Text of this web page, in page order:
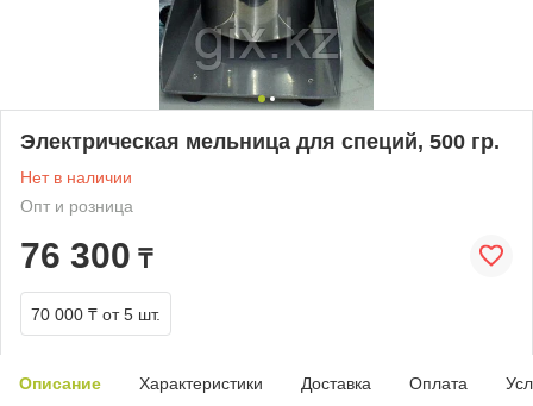
Электрическая мельница для специй, 500 гр.
Нет в наличии
Опт и розница
76 300 ₸
70 000 ₸ от 5 шт.
Описание Характеристики Доставка Оплата